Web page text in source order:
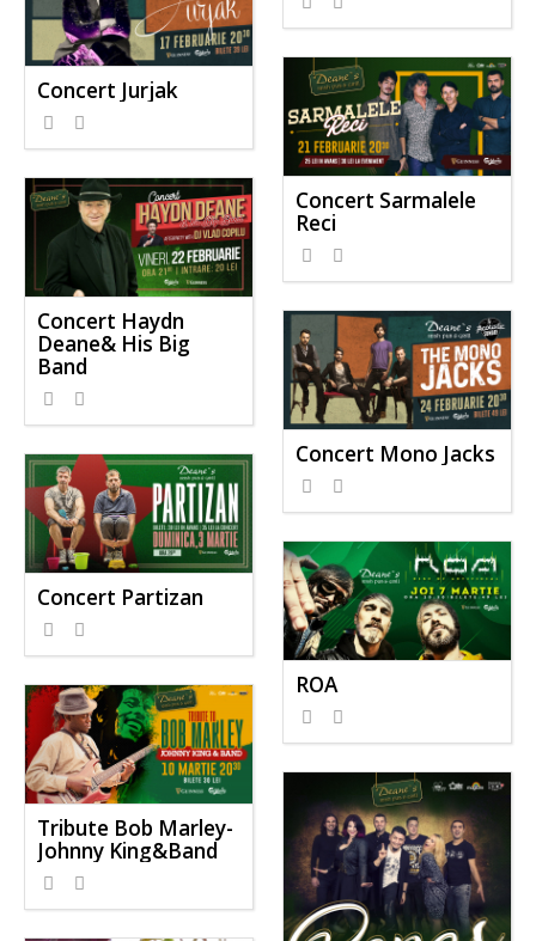
Concert Jurjak
Concert Sarmalele
Reci
Concert Haydn
Deane& His Big
Band
Concert Mono Jacks
Concert Partizan
ROA
Tribute Bob Marley-
Johnny King&Band